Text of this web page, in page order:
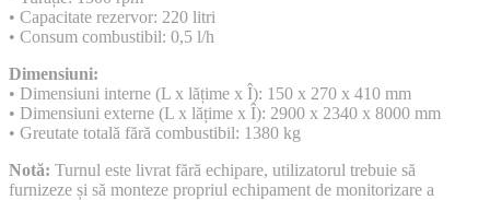
• Capacitate rezervor: 220 litri
• Consum combustibil: 0,5 l/h
Dimensiuni:
• Dimensiuni interne (L x lățime x Î): 150 x 270 x 410 mm
• Dimensiuni externe (L x lățime x Î): 2900 x 2340 x 8000 mm
• Greutate totală fără combustibil: 1380 kg
Notă: Turnul este livrat fără echipare, utilizatorul trebuie să
furnizeze și să monteze propriul echipament de monitorizare a